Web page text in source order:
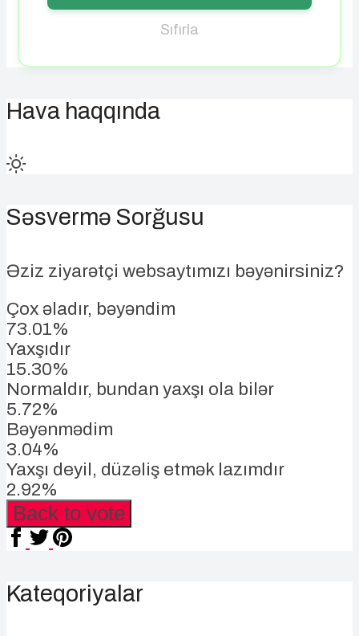
Sıfırla
Hava haqqında
Səsvermə Sorğusu
Əziz ziyarətçi websaytımızı bəyənirsiniz?
Çox əladır, bəyəndim
73.01%
Yaxşıdır
15.30%
Normaldır, bundan yaxşı ola bilər
5.72%
Bəyənmədim
3.04%
Yaxşı deyil, düzəliş etmək lazımdır
2.92%
Back to vote
Kateqoriyalar